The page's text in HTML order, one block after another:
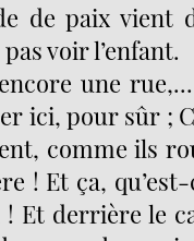
de paix vient
voir l’enfant.
une
ici, pour sûr ;
comme ils
! Et ça,
! Et derrière le